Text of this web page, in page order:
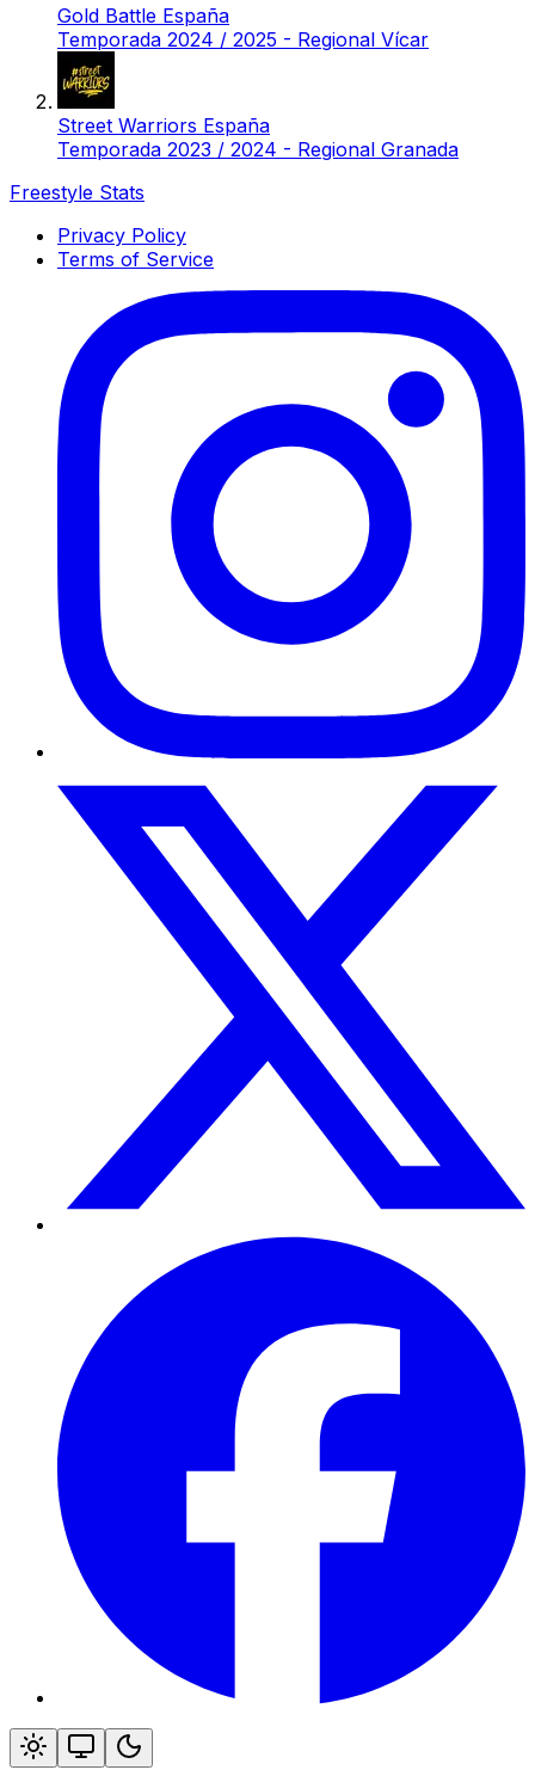
Gold Battle España
Temporada 2024 / 2025 - Regional Vícar
Street Warriors España
Temporada 2023 / 2024 - Regional Granada
Freestyle Stats
Privacy Policy
Terms of Service